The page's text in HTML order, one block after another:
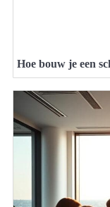
Hoe bouw je een